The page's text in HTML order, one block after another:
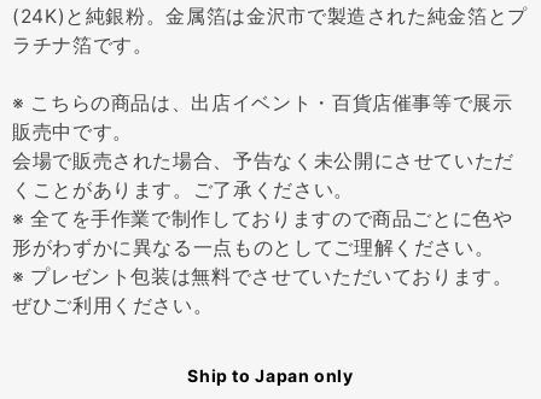
(24K)と純銀粉。金属箔は金沢市で製造された純金箔とプ
ラチナ箔です。
※ こちらの商品は、出店イベント・百貨店催事等で展示
販売中です。
会場で販売された場合、予告なく未公開にさせていただ
くことがあります。ご了承ください。
※ 全てを手作業で制作しておりますので商品ごとに色や
形がわずかに異なる一点ものとしてご理解ください。
※ プレゼント包装は無料でさせていただいております。
ぜひご利用ください。
Ship to Japan only